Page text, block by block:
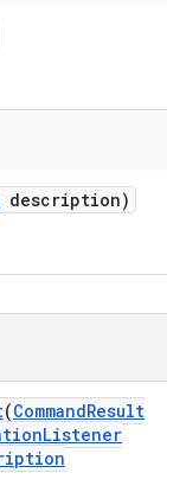
description)
(CommandResult
Listener